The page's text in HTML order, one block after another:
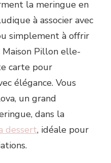
la meringue en
à associer avec
simplement à offrir
Maison Pillon elle-
carte pour
élégance. Vous
un grand
dans la
dessert, idéale pour